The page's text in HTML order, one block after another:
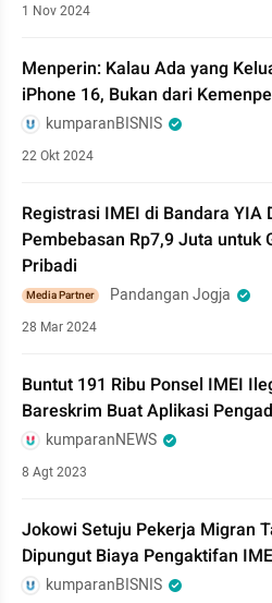
1 Nov 2024
Menperin: Kalau Ada yang
iPhone 16, Bukan dari
kumparanBISNIS
22 Okt 2024
Registrasi IMEI di Bandara YIA
Pembebasan Rp7,9 Juta untuk
Pribadi
Media Partner Pandangan Jogja
28 Mar 2024
Buntut 191 Ribu Ponsel IMEI
Bareskrim Buat Aplikasi
kumparanNEWS
8 Agt 2023
Jokowi Setuju Pekerja Migran
Dipungut Biaya Pengaktifan
kumparanBISNIS